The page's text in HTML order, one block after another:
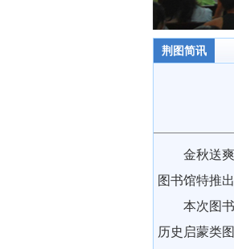
荆图简讯
金秋送爽，
图书馆特推
本次图书专
历史启蒙类